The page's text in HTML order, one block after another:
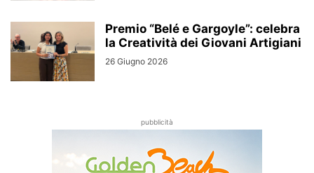
Premio “Belé e Gargoyle”: celebra
la Creatività dei Giovani Artigiani
26 Giugno 2026
pubblicità